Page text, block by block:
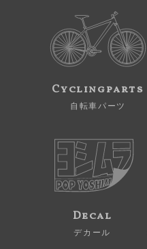
Cyclingparts
自転車パーツ
Decal
デカール